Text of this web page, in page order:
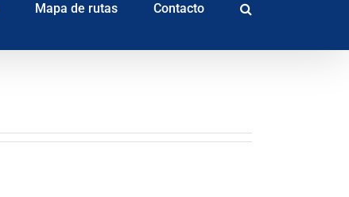
Mapa de rutas Contacto